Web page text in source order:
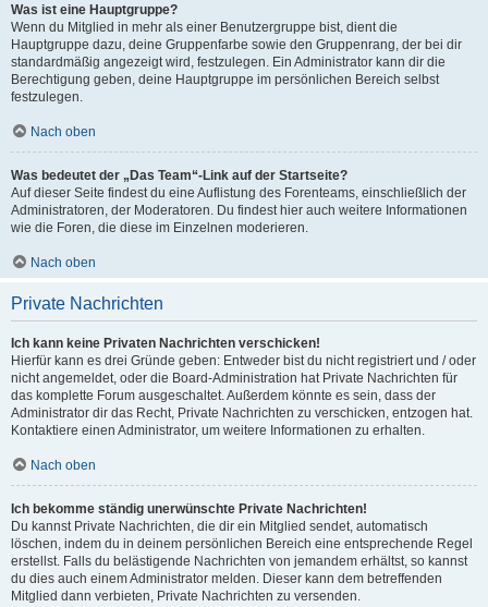
Was ist eine Hauptgruppe?
Wenn du Mitglied in mehr als einer Benutzergruppe bist, dient die
Hauptgruppe dazu, deine Gruppenfarbe sowie den Gruppenrang, der bei dir
standardmäßig angezeigt wird, festzulegen. Ein Administrator kann dir die
Berechtigung geben, deine Hauptgruppe im persönlichen Bereich selbst
festzulegen.
Nach oben
Was bedeutet der „Das Team“-Link auf der Startseite?
Auf dieser Seite findest du eine Auflistung des Forenteams, einschließlich der
Administratoren, der Moderatoren. Du findest hier auch weitere Informationen
wie die Foren, die diese im Einzelnen moderieren.
Nach oben
Private Nachrichten
Ich kann keine Privaten Nachrichten verschicken!
Hierfür kann es drei Gründe geben: Entweder bist du nicht registriert und / oder
nicht angemeldet, oder die Board-Administration hat Private Nachrichten für
das komplette Forum ausgeschaltet. Außerdem könnte es sein, dass der
Administrator dir das Recht, Private Nachrichten zu verschicken, entzogen hat.
Kontaktiere einen Administrator, um weitere Informationen zu erhalten.
Nach oben
Ich bekomme ständig unerwünschte Private Nachrichten!
Du kannst Private Nachrichten, die dir ein Mitglied sendet, automatisch
löschen, indem du in deinem persönlichen Bereich eine entsprechende Regel
erstellst. Falls du belästigende Nachrichten von jemandem erhältst, so kannst
du dies auch einem Administrator melden. Dieser kann dem betreffenden
Mitglied dann verbieten, Private Nachrichten zu versenden.